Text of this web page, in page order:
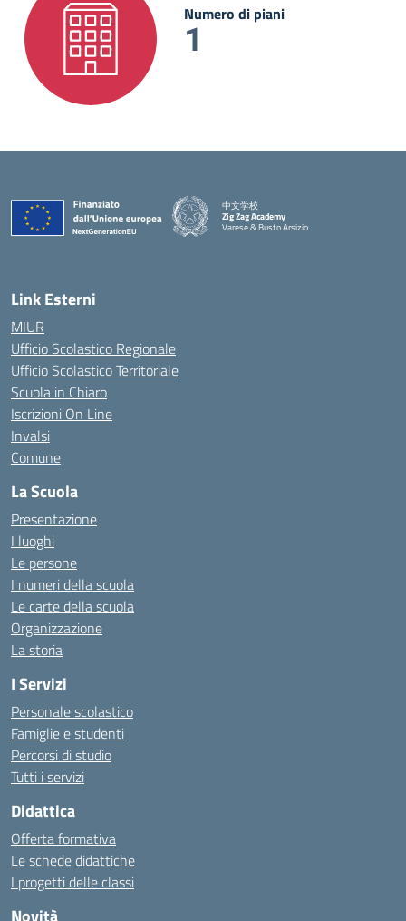
Numero di piani
1
中文学校
Zig Zag Academy
Varese & Busto Arsizio
Link Esterni
MIUR
Ufficio Scolastico Regionale
Ufficio Scolastico Territoriale
Scuola in Chiaro
Iscrizioni On Line
Invalsi
Comune
La Scuola
Presentazione
I luoghi
Le persone
I numeri della scuola
Le carte della scuola
Organizzazione
La storia
I Servizi
Personale scolastico
Famiglie e studenti
Percorsi di studio
Tutti i servizi
Didattica
Offerta formativa
Le schede didattiche
I progetti delle classi
Novità